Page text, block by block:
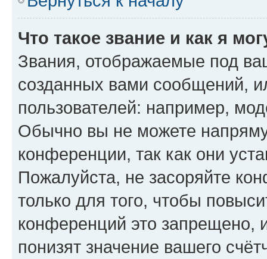
Что такое звание и как я
Звания, отображаемые под
созданных вами сообщений,
пользователей: например,
Обычно вы не можете
конференции, так как они
Пожалуйста, не засоряйте
только для того, чтобы
конференций это запрещено,
понизят значение вашего